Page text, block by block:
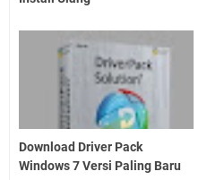
Download Driver Pack
Windows 7 Versi Paling Baru